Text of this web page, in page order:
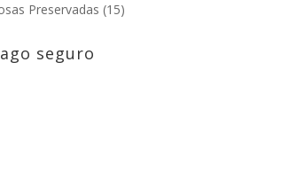
Preservadas (15)
seguro